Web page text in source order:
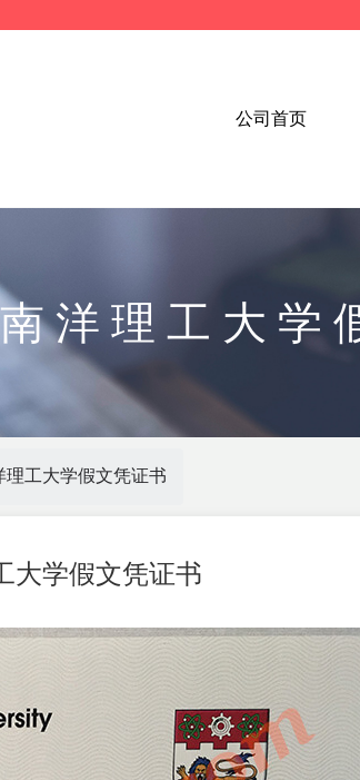
公司首页
洋理工大学
工大学假文凭证书
大学假文凭证书